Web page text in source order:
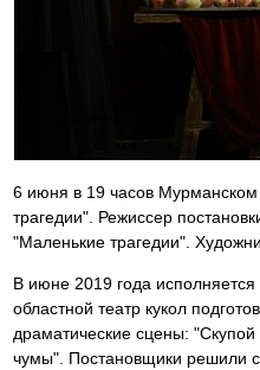
6 июня в 19 часов Мурманском
трагедии". Режиссер
"Маленькие трагедии".
В июне 2019 года
областной театр кукол
драматические сцены:
чумы". Постановщики решили